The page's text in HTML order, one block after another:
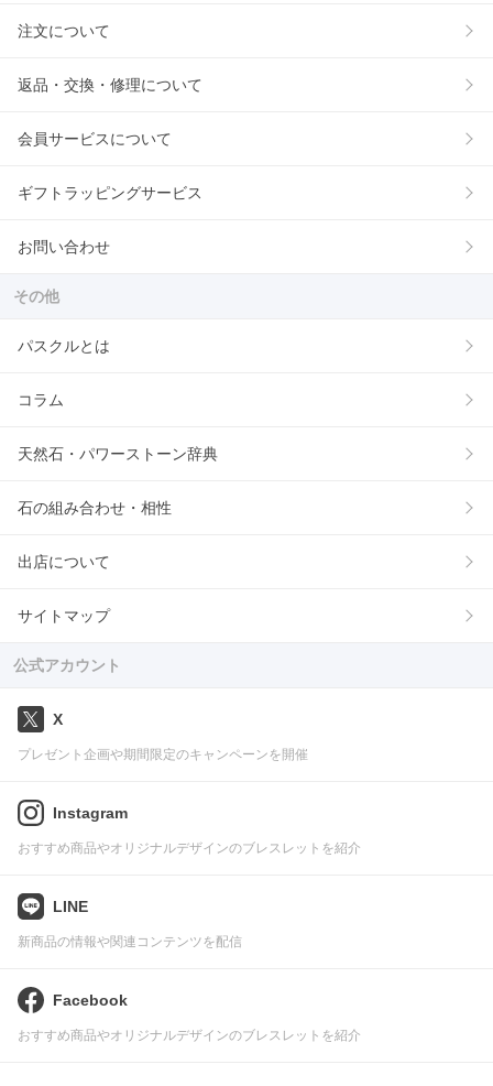
注文について
返品・交換・修理について
会員サービスについて
ギフトラッピングサービス
お問い合わせ
その他
パスクルとは
コラム
天然石・パワーストーン辞典
石の組み合わせ・相性
出店について
サイトマップ
公式アカウント
X
プレゼント企画や期間限定のキャンペーンを開催
Instagram
おすすめ商品やオリジナルデザインのブレスレットを紹介
LINE
新商品の情報や関連コンテンツを配信
Facebook
おすすめ商品やオリジナルデザインのブレスレットを紹介